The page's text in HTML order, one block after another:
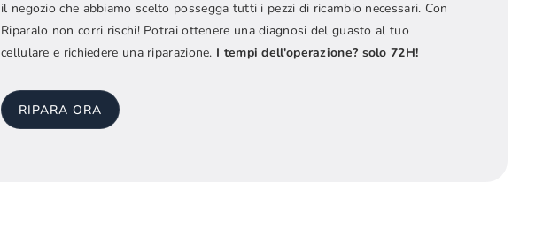
il negozio che abbiamo scelto possegga tutti i pezzi di ricambio necessari. Con
Riparalo non corri rischi! Potrai ottenere una diagnosi del guasto al tuo
cellulare e richiedere una riparazione. I tempi dell'operazione? solo 72H!
RIPARA ORA